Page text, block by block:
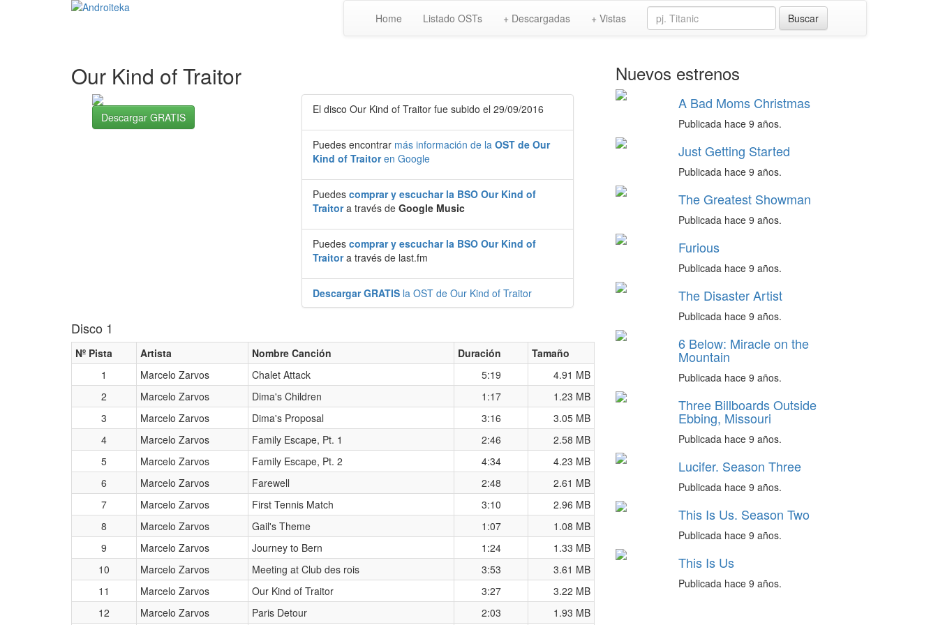
Home Listado OSTs + Descargadas + Vistas
Our Kind of Traitor
Descargar GRATIS
El disco Our Kind of Traitor fue subido el 29/09/2016
Puedes encontrar más información de la OST de Our
Kind of Traitoren Google
Puedes comprar y escuchar la BSO Our Kind of
Traitora través de Google Music
Puedes comprar y escuchar la BSO Our Kind of
Traitora través de last.fm
Descargar GRATIS la OST de Our Kind of Traitor
Disco 1
Nº Pista Artista Nombre Canción Duración
Tamaño
1
Marcelo Zarvos Chalet Attack 5:19
4.91 MB
2
Marcelo Zarvos Dima's Children 1:17
1.23 MB
3
Marcelo Zarvos Dima's Proposal 3:16
3.05 MB
4
Marcelo Zarvos Family Escape, Pt. 1 2:46
2.58 MB
5
Marcelo Zarvos Family Escape, Pt. 2 4:34
4.23 MB
6
Marcelo Zarvos Farewell 2:48
2.61 MB
7
Marcelo Zarvos First Tennis Match 3:10
2.96 MB
8
Marcelo Zarvos Gail's Theme 1:07
1.08 MB
9
Marcelo Zarvos Journey to Bern 1:24
1.33 MB
10
Marcelo Zarvos Meeting at Club des rois 3:53
3.61 MB
11
Marcelo Zarvos Our Kind of Traitor 3:27
3.22 MB
12
Marcelo Zarvos Paris Detour 2:03 1.93 MB
Nuevos estrenos
A Bad Moms Christmas
Publicada hace 9 años.
Just Getting Started
Publicada hace 9 años.
The Greatest Showman
Publicada hace 9 años.
Furious
Publicada hace 9 años.
The Disaster Artist
Publicada hace 9 años.
6 Below: Miracle on the
Mountain
Publicada hace 9 años.
Three Billboards Outside
Ebbing, Missouri
Publicada hace 9 años.
Lucifer. Season Three
Publicada hace 9 años.
This Is Us. Season Two
Publicada hace 9 años.
This Is Us
Publicada hace 9 años.